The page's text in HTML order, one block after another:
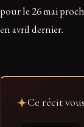
pour le 26 mai
en avril dernier.
Ce récit